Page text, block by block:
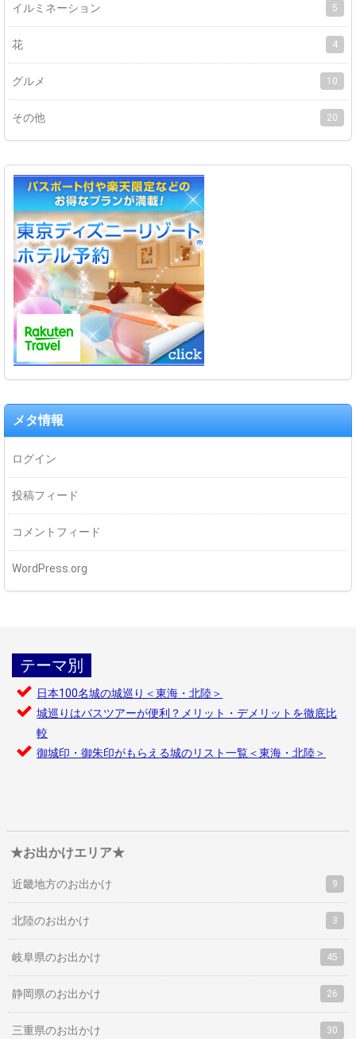
イルミネーション 5
花 4
グルメ 10
その他 20
メタ情報
ログイン
投稿フィード
コメントフィード
WordPress.org
テーマ別
日本100名城の城巡り＜東海・北陸＞
城巡りはバスツアーが便利？メリット・デメリットを徹底比
較
御城印・御朱印がもらえる城のリスト一覧＜東海・北陸＞
★お出かけエリア★
近畿地方のお出かけ 9
北陸のお出かけ 3
岐阜県のお出かけ 45
静岡県のお出かけ 26
三重県のお出かけ 30